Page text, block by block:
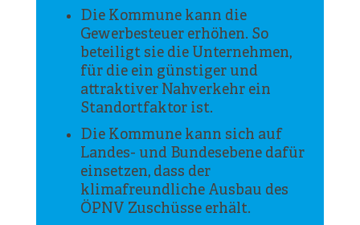
Die Kommune kann die
Gewerbesteuer erhöhen. So
beteiligt sie die Unternehmen,
für die ein günstiger und
attraktiver Nahverkehr ein
Standortfaktor ist.
Die Kommune kann sich auf
Landes- und Bundesebene dafür
einsetzen, dass der
klimafreundliche Ausbau des
ÖPNV Zuschüsse erhält.